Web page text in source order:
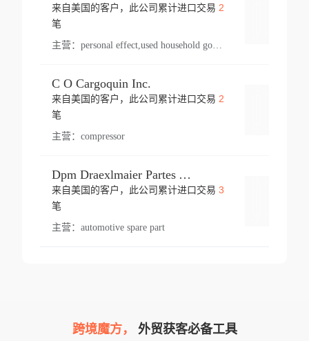
来自美国的客户，此公司累计进口交易 2
笔
主营： personal effect,used household goods
C O Cargoquin Inc.
来自美国的客户，此公司累计进口交易 2
笔
主营： compressor
Dpm Draexlmaier Partes Automotrices Corr Ind Huejotzingo
来自美国的客户，此公司累计进口交易 3
笔
主营： automotive spare part
跨境魔方， 外贸获客必备工具